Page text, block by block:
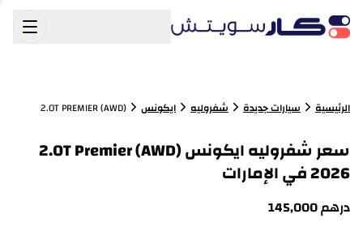
الرئيسية سيارات جديدة شفروليه ايكونس 2.0T PREMIER (AWD)
سعر شفروليه ايكونس 2.0T Premier (AWD)
2026 في الإمارات
درهم145,000